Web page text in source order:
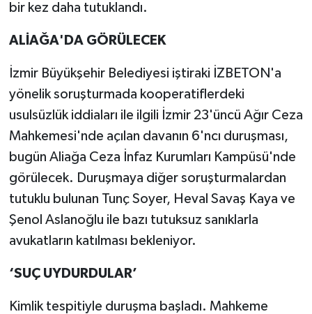
bir kez daha tutuklandı.
ALİAĞA'DA GÖRÜLECEK
İzmir Büyükşehir Belediyesi iştiraki İZBETON'a
yönelik soruşturmada kooperatiflerdeki
usulsüzlük iddiaları ile ilgili İzmir 23'üncü Ağır Ceza
Mahkemesi'nde açılan davanın 6'ncı duruşması,
bugün Aliağa Ceza İnfaz Kurumları Kampüsü'nde
görülecek. Duruşmaya diğer soruşturmalardan
tutuklu bulunan Tunç Soyer, Heval Savaş Kaya ve
Şenol Aslanoğlu ile bazı tutuksuz sanıklarla
avukatların katılması bekleniyor.
‘SUÇ UYDURDULAR’
Kimlik tespitiyle duruşma başladı. Mahkeme